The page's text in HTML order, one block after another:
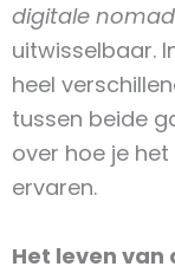
digitale
uitwisselbaar.
heel
tussen beide
over hoe je
ervaren.
Het leven